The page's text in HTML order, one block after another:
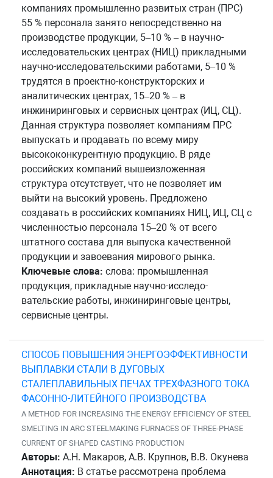
компаниях промышленно развитых стран (ПРС)
55 % персонала занято непосредственно на
производстве продукции, 5–10 % – в научно-
исследовательских центрах (НИЦ) прикладными
научно-исследовательскими работами, 5–10 %
трудятся в проектно-конструкторских и
аналитических центрах, 15–20 % – в
инжиниринговых и сервисных центрах (ИЦ, СЦ).
Данная структура позволяет компаниям ПРС
выпускать и продавать по всему миру
высококонкурентную продукцию. В ряде
российских компаний вышеизложенная
структура отсутствует, что не позволяет им
выйти на высокий уровень. Предложено
создавать в российских компаниях НИЦ, ИЦ, СЦ с
численностью персонала 15–20 % от всего
штатного состава для выпуска качественной
продукции и завоевания мирового рынка.
Ключевые слова: слова: промышленная
продукция, прикладные научно-исследо-
вательские работы, инжиниринговые центры,
сервисные центры.
СПОСОБ ПОВЫШЕНИЯ ЭНЕРГОЭФФЕКТИВНОСТИ
ВЫПЛАВКИ СТАЛИ В ДУГОВЫХ
СТАЛЕПЛАВИЛЬНЫХ ПЕЧАХ ТРЕХФАЗНОГО ТОКА
ФАСОННО-ЛИТЕЙНОГО ПРОИЗВОДСТВА
A METHOD FOR INCREASING THE ENERGY EFFICIENCY OF STEEL
SMELTING IN ARC STEELMAKING FURNACES OF THREE-PHASE
CURRENT OF SHAPED CASTING PRODUCTION
Авторы: А.Н. Макаров, А.В. Крупнов, В.В. Окунева
Аннотация: В статье рассмотрена проблема